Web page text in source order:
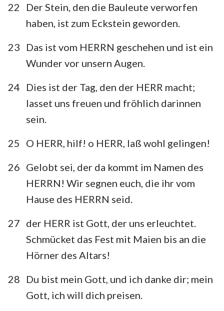
141
142 143 144 145 146
147
148
149 150
22
Der Stein, den die Bauleute verworfen
haben, ist zum Eckstein geworden.
23
Das ist vom HERRN geschehen und ist ein
Wunder vor unsern Augen.
24
Dies ist der Tag, den der HERR macht;
lasset uns freuen und fröhlich darinnen
sein.
25
O HERR, hilf! o HERR, laß wohl gelingen!
26 Gelobt sei, der da kommt im Namen des
HERRN! Wir segnen euch, die ihr vom
Hause des HERRN seid.
27 der HERR ist Gott, der uns erleuchtet.
Schmücket das Fest mit Maien bis an die
Hörner des Altars!
28
Du bist mein Gott, und ich danke dir; mein
Gott, ich will dich preisen.